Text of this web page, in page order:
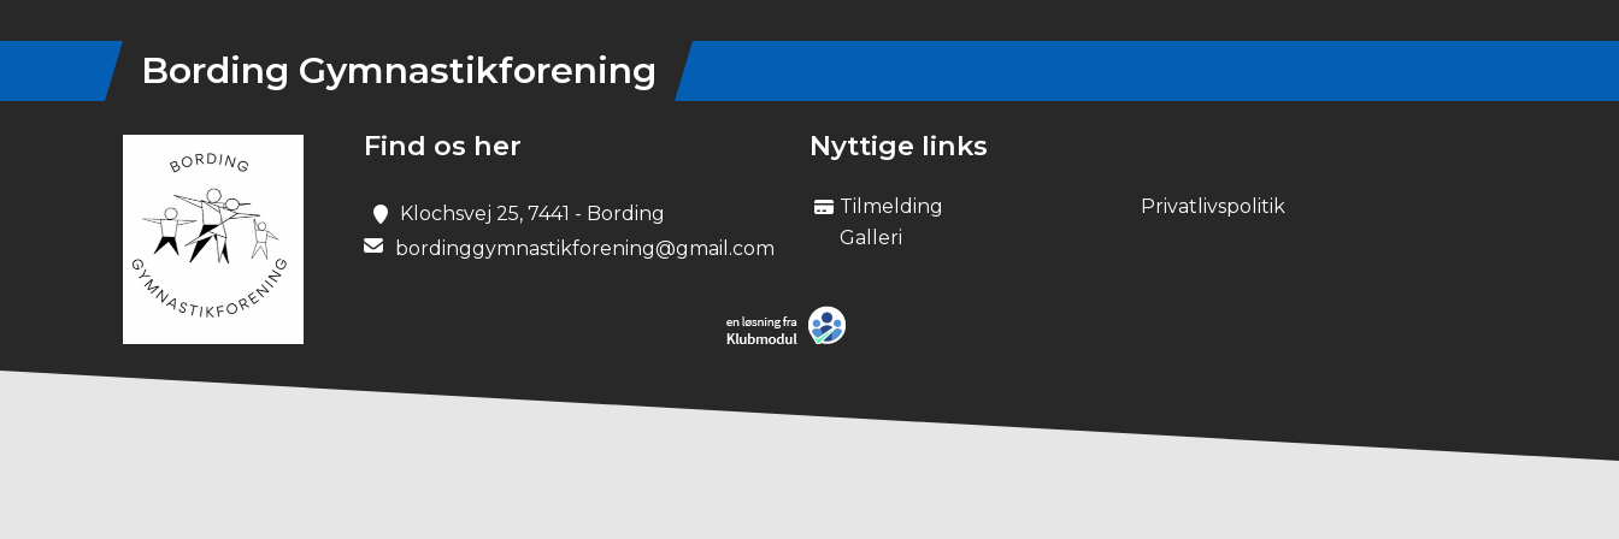
Bording Gymnastikforening
Find os her
Klochsvej 25, 7441 - Bording
bordinggymnastikforening@gmail.com
Nyttige links
Tilmelding
Privatlivspolitik
Galleri